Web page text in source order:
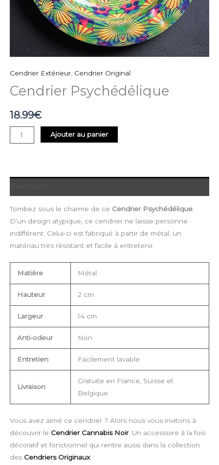
Cendrier Extérieur, Cendrier Original
Cendrier Psychédélique
18.99€
Ajouter au panier
Tombez sous le charme de ce Cendrier Psychédélique
D’un design atypique, ce cendrier ne laisse personne
indifférent. Celui-ci est fabriqué à partir de métal, un
matériau très résistant et facile à entretenir.
Matière Métal
Hauteur 2 cm
Largeur 14 cm
Anti-odeur Non
Entretien Facilement lavable
Livraison
Gratuite en France, Suisse et
Belgique
Vous avez aimé ce cendrier ? Alors nous vous invitons à
découvrir le Cendrier Cannabis Noir. Un accessoire à la fois
décoratif et fonctionnel qui rentre aussi dans la collection
des Cendriers Originaux.